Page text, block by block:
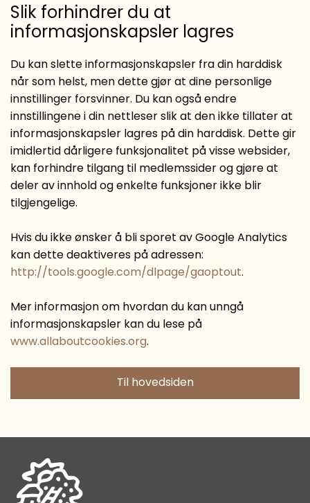
Slik forhindrer du at
informasjonskapsler lagres
Du kan slette informasjonskapsler fra din harddisk
når som helst, men dette gjør at dine personlige
innstillinger forsvinner. Du kan også endre
innstillingene i din nettleser slik at den ikke tillater at
informasjonskapsler lagres på din harddisk. Dette gir
imidlertid dårligere funksjonalitet på visse websider,
kan forhindre tilgang til medlemssider og gjøre at
deler av innhold og enkelte funksjoner ikke blir
tilgjengelige.
Hvis du ikke ønsker å bli sporet av Google Analytics
kan dette deaktiveres på adressen:
http://tools.google.com/dlpage/gaoptout.
Mer informasjon om hvordan du kan unngå
informasjonskapsler kan du lese på
www.allaboutcookies.org.
Til hovedsiden